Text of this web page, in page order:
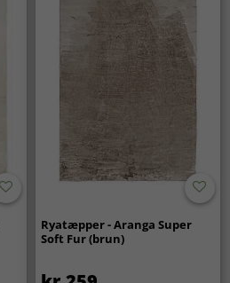
Ryatæpper - Aranga Super
Soft Fur (brun)